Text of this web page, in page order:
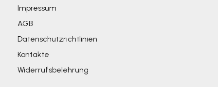
Impressum
AGB
Datenschutzrichtlinien
Kontakte
Widerrufsbelehrung